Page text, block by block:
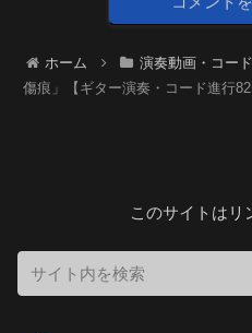
ホーム 演奏動画・コー
傷痕」【ギター演奏・コード進行82
このサイトはリ